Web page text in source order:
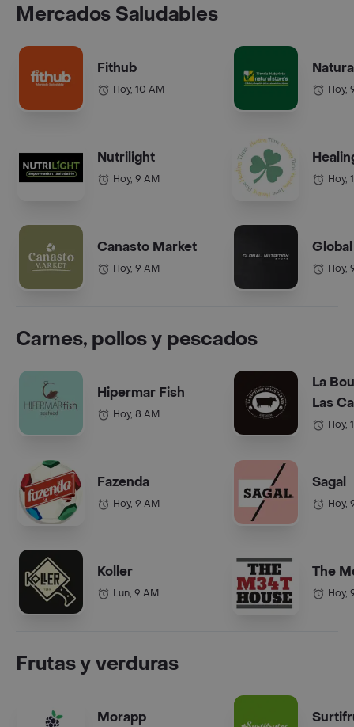
Mercados Saludables
Fithub
Hoy, 10 AM
Nutrilight
Hoy, 9 AM
Canasto Market
Hoy, 9 AM
Hoy,
Hoy,
Hoy,
Carnes, pollos y pescados
Hipermar Fish
Hoy, 8 AM
Fazenda
Hoy, 9 AM
Koller
Lun, 9 AM
La
Las
Hoy,
Sagal
Hoy,
The
Hoy,
Frutas y verduras
Morapp